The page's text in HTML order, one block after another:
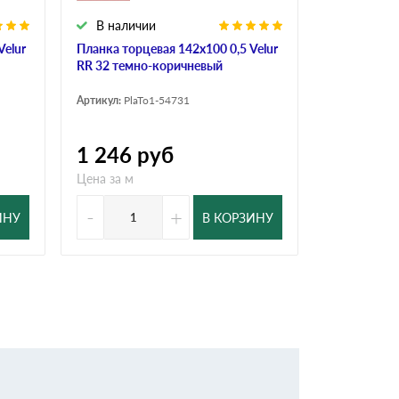
Планка торцевая 142х100 0,5 Velur
RR 32 темно-коричневый
В наличии
Артикул: PlaTo1-54731
1 246 руб
Цена за м
- + В КОРЗИНУ